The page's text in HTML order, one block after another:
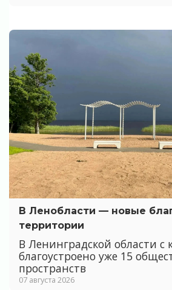
В Ленобласти — новые
территории
В Ленинградской области с
благоустроено уже 15
пространств
07 августа 2026